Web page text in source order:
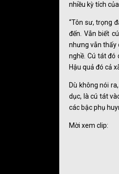
nhiều kỳ tích
“Tôn sư, trọng
đến. Vẫn biết
nhưng vẫn thấy
nghề. Cú tát đó
Hậu quả đó cả
Dù không nói
dục, là cú tát
các bậc phụ
Mời xem clip: